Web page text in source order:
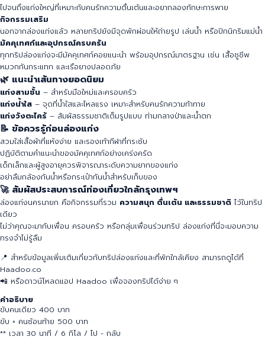
ไปจนถึงแก่งใหญ่ที่เหมาะกับคนรักความตื่นเต้นและอยากลองทักษะการพาย
กิจกรรมเสริม
นอกจากล่องแก่งแล้ว หลายทริปยังมีจุดพักผ่อนให้ถ่ายรูป เล่นน้ำ หรือปิกนิกริมแม่น้ำ
มัคคุเทศก์และอุปกรณ์ครบครัน
ทุกทริปล่องแก่งจะมีมัคคุเทศก์คอยแนะนำ พร้อมอุปกรณ์มาตรฐาน เช่น เสื้อชูชีพ
หมวกกันกระแทก และเรือยางปลอดภัย
🌿 แนะนำเส้นทางยอดนิยม
แก่งสามชั้น – สำหรับมือใหม่และครอบครัว
แก่งน้ำใส – จุดที่น้ำใสและไหลแรง เหมาะสำหรับคนรักความท้าทาย
แก่งวังตะไคร้ – สัมผัสธรรมชาติเต็มรูปแบบ ท่ามกลางป่าและน้ำตก
📝 ข้อควรรู้ก่อนล่องแก่ง
สวมใส่เสื้อผ้าที่แห้งง่าย และรองเท้ากีฬาที่กระชับ
ปฏิบัติตามคำแนะนำของมัคคุเทศก์อย่างเคร่งครัด
เด็กเล็กและผู้สูงอายุควรพิจารณาระดับความยากของแก่ง
อย่าลืมกล้องกันน้ำหรือกระเป๋ากันน้ำสำหรับเก็บของ
🚀 สัมผัสประสบการณ์ท่องเที่ยวใกล้กรุงเทพฯ
ล่องแก่งนครนายก คือกิจกรรมที่รวม ความสนุก ตื่นเต้น และธรรมชาติ ไว้ในทริป
เดียว
ไม่ว่าคุณจะมากับเพื่อน ครอบครัว หรือกลุ่มเพื่อนร่วมทริป ล่องแก่งที่นี่จะมอบความ
ทรงจำไม่รู้ลืม
📍 สำหรับข้อมูลเพิ่มเติมเกี่ยวกับทริปล่องแก่งและที่พักใกล้เคียง สามารถดูได้ที่
Haadoo.co
📲 หรือดาวน์โหลดแอป Haadoo เพื่อจองทริปได้ง่าย ๆ
คำอธิบาย
ขับคนเดียว 400 บาท
ขับ + คนซ้อนท้าย 500 บาท
** เวลา 30 นาที / 6 กิโล / ไป - กลับ